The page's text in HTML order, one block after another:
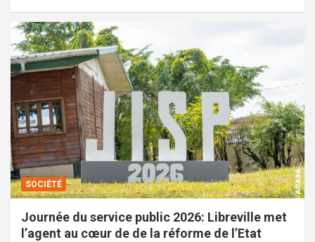
SOCIÉTÉ
Journée du service public 2026: Libreville met
l’agent au cœur de de la réforme de l’Etat